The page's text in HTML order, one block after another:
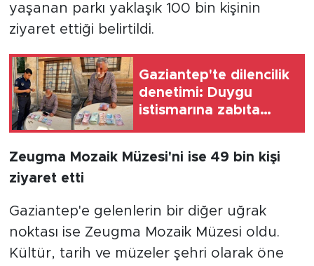
yaşanan parkı yaklaşık 100 bin kişinin
ziyaret ettiği belirtildi.
Gaziantep'te dilencilik
denetimi: Duygu
istismarına zabıta
Zeugma Mozaik Müzesi'ni ise 49 bin kişi
ziyaret etti
Gaziantep'e gelenlerin bir diğer uğrak
noktası ise Zeugma Mozaik Müzesi oldu.
Kültür, tarih ve müzeler şehri olarak öne